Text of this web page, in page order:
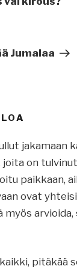
Jumalaa
jakamaan
on
paikkaan,
ovat
myös
pitäkää